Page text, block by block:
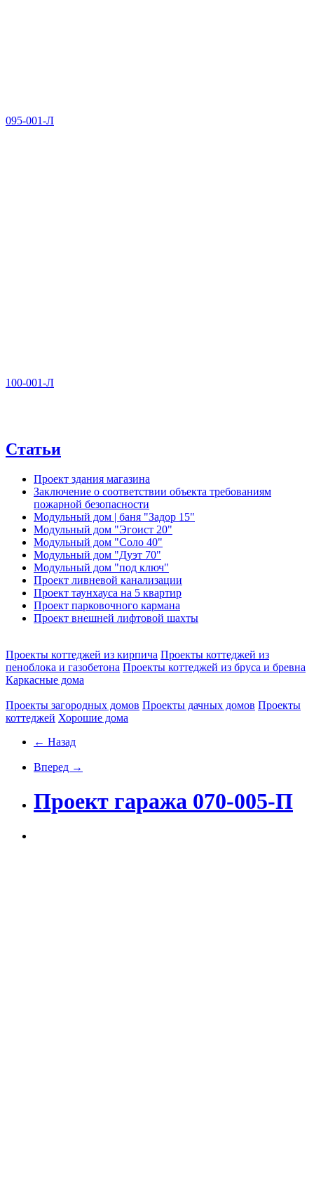
095-001-Л
100-001-Л
Статьи
Проект здания магазина
Заключение о соответствии объекта требованиям
пожарной безопасности
Модульный дом | баня "Задор 15"
Модульный дом "Эгоист 20"
Модульный дом "Соло 40"
Модульный дом "Дуэт 70"
Модульный дом "под ключ"
Проект ливневой канализации
Проект таунхауса на 5 квартир
Проект парковочного кармана
Проект внешней лифтовой шахты
Проекты коттеджей из кирпича Проекты коттеджей из
пеноблока и газобетона Проекты коттеджей из бруса и бревна
Каркасные дома
Проекты загородных домов Проекты дачных домов Проекты
коттеджей Хорошие дома
← Назад
Вперед →
Проект гаража 070-005-П